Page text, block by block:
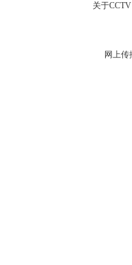
关于CCTV
网上传